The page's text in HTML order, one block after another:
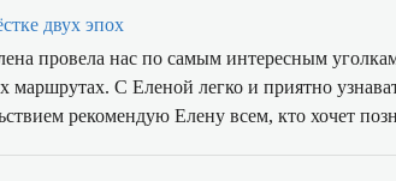
двух эпох
провела нас по самым интересным
маршрутах. С Еленой легко и приятно
рекомендую Елену всем, кто хочет